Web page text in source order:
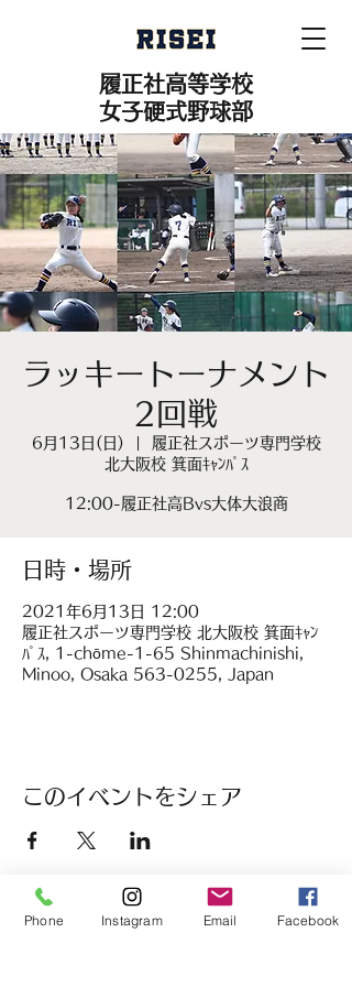
履正社高等学校
女子硬式野球部
ラッキートーナメント
2回戦
6月13日(日)
履正社スポーツ専門学校
北大阪校 箕面ｷｬﾝﾊﾟｽ
12:00-履正社高Bvs大体大浪商
日時・場所
2021年6月13日 12:00
履正社スポーツ専門学校 北大阪校 箕面ｷｬﾝ
ﾊﾟｽ, 1-chōme-1-65 Shinmachinishi,
Minoo, Osaka 563-0255, Japan
このイベントをシェア
Phone Instagram Email Facebook